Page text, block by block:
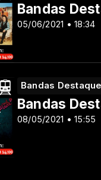
05/06/2021 • 18:34
Bandas
Bandas
08/05/2021 • 15:55
Bandas